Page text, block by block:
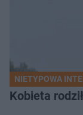
NIETYPOWA
Kobieta